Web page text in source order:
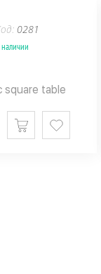
0281
square table